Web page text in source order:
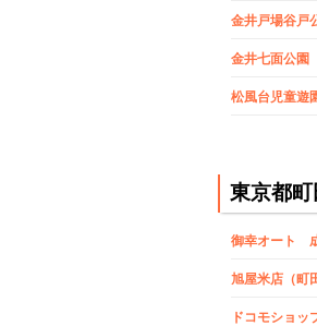
金井戸場谷戸
金井七面公園
松風台児童遊
東京都
御幸オート
旭屋米店（町
ドコモショ